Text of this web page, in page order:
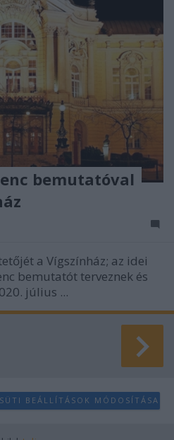
bemutatóval
a Vígszínház; az idei
bemutatót terveznek és
július ...
SÜTI BEÁLLÍTÁSOK MÓDOSÍTÁSA